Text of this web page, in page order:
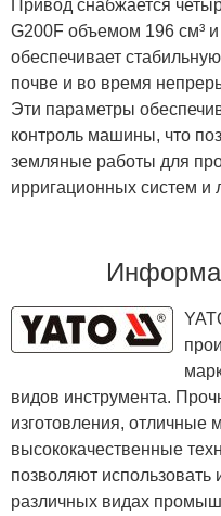
Привод снабжается
G200F объемом 196 см³
обеспечивает
почве и во время
Эти параметры
контроль машины, что
земляные работы для
ирригационных систем и
видов инструмента.
изготовления, отличные
высококачественные
позволяют использовать
различных видах